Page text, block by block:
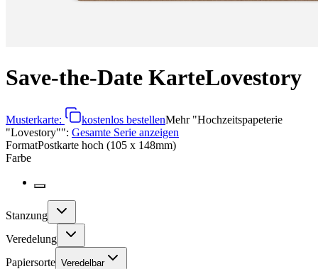
Save-the-Date KarteLovestory
Musterkarte: kostenlos bestellenMehr"Hochzeitspapeterie
"Lovestory"": Gesamte Serie anzeigen
FormatPostkarte hoch (105 x 148mm)
Farbe
Stanzung
Veredelung
Papiersorte Veredelbar